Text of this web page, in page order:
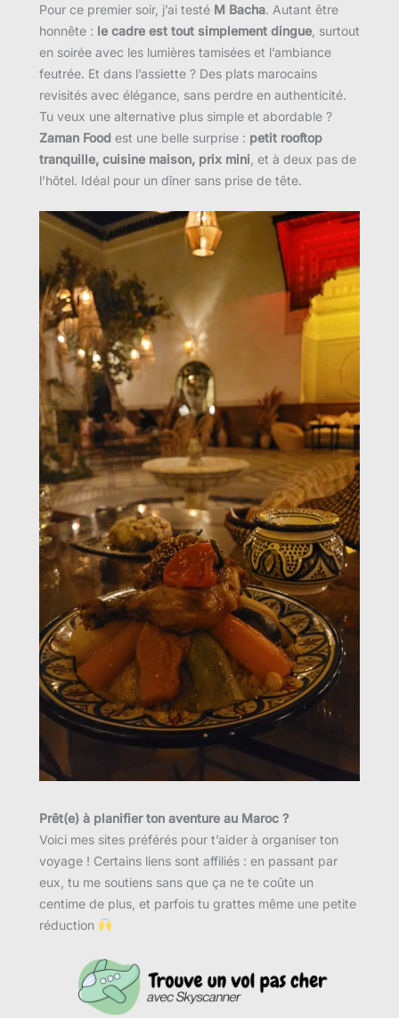
Pour ce premier soir, j’ai testé M Bacha. Autant être
honnête : le cadre est tout simplement dingue , surtout
en soirée avec les lumières tamisées et l’ambiance
feutrée. Et dans l’assiette ? Des plats marocains
revisités avec élégance, sans perdre en authenticité.
Tu veux une alternative plus simple et abordable ?
Zaman Food est une belle surprise : petit rooftop
tranquille, cuisine maison, prix mini , et à deux pas de
l’hôtel. Idéal pour un dîner sans prise de tête.
Prêt(e) à planifier ton aventure au Maroc ?
Voici mes sites préférés pour t’aider à organiser ton
voyage ! Certains liens sont affiliés : en passant par
eux, tu me soutiens sans que ça ne te coûte un
centime de plus, et parfois tu grattes même une petite
réduction